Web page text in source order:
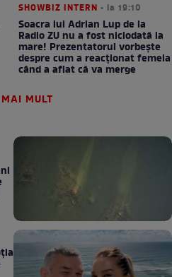
SHOWBIZ INTERN • la 19:10
Soacra lui Adrian Lup de la
Radio ZU nu a fost niciodată la
mare! Prezentatorul vorbește
despre cum a reacționat femeia
când a aflat că va merge
MULT